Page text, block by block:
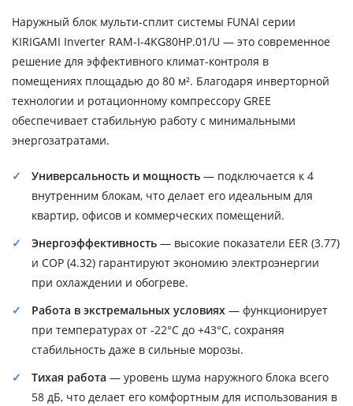
Наружный блок мульти-сплит системы FUNAI серии
KIRIGAMI Inverter RAM-I-4KG80HP.01/U — это современное
решение для эффективного климат-контроля в
помещениях площадью до 80 м². Благодаря инверторной
технологии и ротационному компрессору GREE
обеспечивает стабильную работу с минимальными
энергозатратами.
Универсальность и мощность — подключается к 4
внутренним блокам, что делает его идеальным для
квартир, офисов и коммерческих помещений.
Энергоэффективность — высокие показатели EER (3.77)
и COP (4.32) гарантируют экономию электроэнергии
при охлаждении и обогреве.
Работа в экстремальных условиях — функционирует
при температурах от -22°C до +43°C, сохраняя
стабильность даже в сильные морозы.
Тихая работа — уровень шума наружного блока всего
58 дБ, что делает его комфортным для использования в